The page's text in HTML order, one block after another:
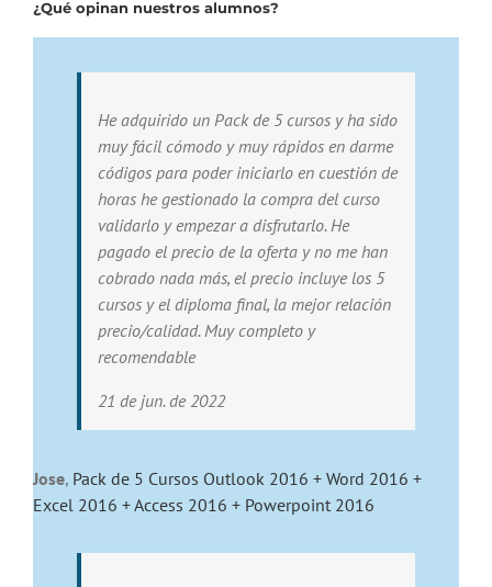
¿Qué opinan nuestros alumnos?
He adquirido un Pack de 5 cursos y ha sido
muy fácil cómodo y muy rápidos en darme
códigos para poder iniciarlo en cuestión de
horas he gestionado la compra del curso
validarlo y empezar a disfrutarlo. He
pagado el precio de la oferta y no me han
cobrado nada más, el precio incluye los 5
cursos y el diploma final, la mejor relación
precio/calidad. Muy completo y
recomendable
21 de jun. de 2022
Jose, Pack de 5 Cursos Outlook 2016 + Word 2016 +
Excel 2016 + Access 2016 + Powerpoint 2016